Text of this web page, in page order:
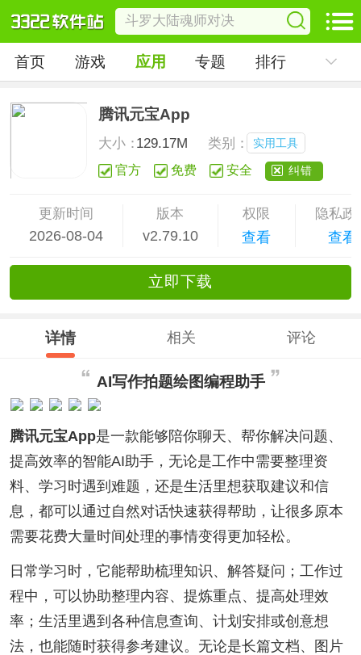
首页 游戏 应用 专题 排行
腾讯元宝App
大小：129.17M 类别： 实用工具
官方 免费 安全 纠错
更新时间
2026-08-04
版本
v2.79.10
权限
查看
隐私政
查看
立即下载
详情 相关 评论
AI写作拍题绘图编程助手
腾讯元宝App是一款能够陪你聊天、帮你解决问题、
提高效率的智能AI助手，无论是工作中需要整理资
料、学习时遇到难题，还是生活里想获取建议和信
息，都可以通过自然对话快速获得帮助，让很多原本
需要花费大量时间处理的事情变得更加轻松。
日常学习时，它能帮助梳理知识、解答疑问；工作过
程中，可以协助整理内容、提炼重点、提高处理效
率；生活里遇到各种信息查询、计划安排或创意想
法，也能随时获得参考建议。无论是长篇文档、图片